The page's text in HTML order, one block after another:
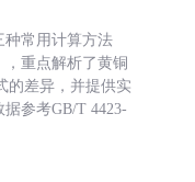
种常用计算方法
，重点解析了黄铜
的差异，并提供实
参考GB/T 4423-